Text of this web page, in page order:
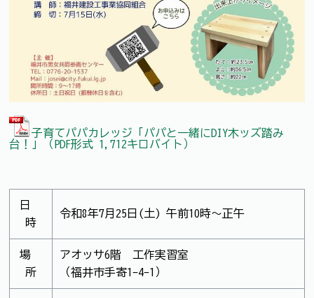
子育てパパカレッジ「パパと一緒にDIY木ッズ踏み
台！」（PDF形式 1,712キロバイト）
日
時
令和8年7月25日(土) 午前10時～正午
場
所
アオッサ6階 工作実習室
（福井市手寄1-4-1）